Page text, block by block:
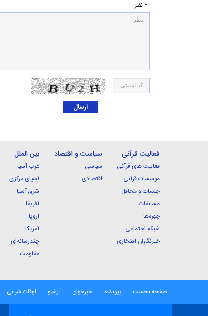
* نظر
فعالیت قرآنی
فعالیت های قرآنی
موسسات قرآنی
جلسات و محافل
مسابقات
چهره‌ها
شبکه اجتماعی
خبرنگاران افتخاری
سیاست و اقتصاد
سیاسی
اقتصادی
بین الملل
غرب آسیا
آسیای مرکزی
شرق آسیا
آفریقا
اروپا
آمریکا
چندرسانه‌ای
مقاومت
صفحه نخست پیوندها خبرخوان آرشیو اوقات شرعی